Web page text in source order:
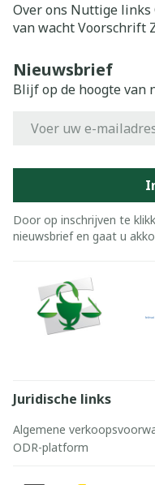
Over ons Nuttige links
van wachtVoorschrift
Nieuwsbrief
Blijf op de hoogte van
Door op inschrijven te
nieuwsbrief en gaat u
Juridische links
Algemene
ODR-platform